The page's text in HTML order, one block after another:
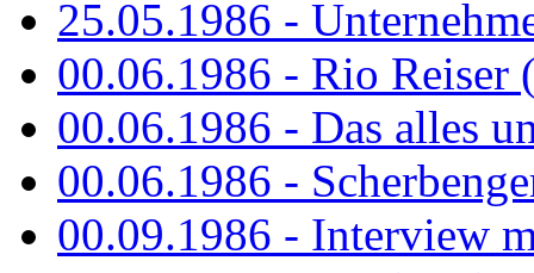
25.05.1986 -
00.06.1986 - Rio Reiser
00.06.1986 - Das alles
00.06.1986 -
00.09.1986 - Interview